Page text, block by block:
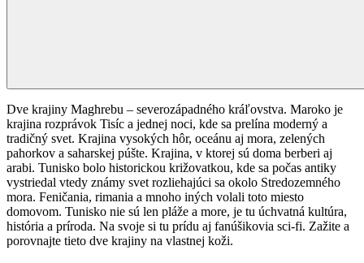
Dve krajiny Maghrebu – severozápadného kráľovstva. Maroko je
krajina rozprávok Tisíc a jednej noci, kde sa prelína moderný a
tradičný svet. Krajina vysokých hôr, oceánu aj mora, zelených
pahorkov a saharskej púšte. Krajina, v ktorej sú doma berberi aj
arabi. Tunisko bolo historickou križovatkou, kde sa počas antiky
vystriedal vtedy známy svet rozliehajúci sa okolo Stredozemného
mora. Feničania, rimania a mnoho iných volali toto miesto
domovom. Tunisko nie sú len pláže a more, je tu úchvatná kultúra,
história a príroda. Na svoje si tu prídu aj fanúšikovia sci-fi. Zažite a
porovnajte tieto dve krajiny na vlastnej koži.